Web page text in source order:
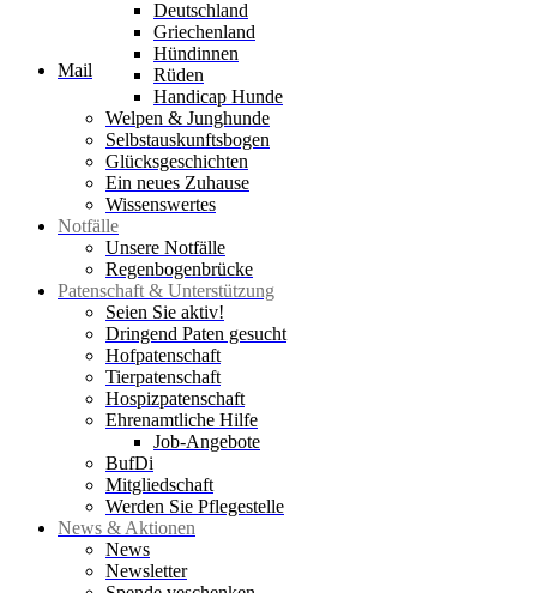
Mail
Deutschland
Griechenland
Hündinnen
Rüden
Handicap Hunde
Welpen & Junghunde
Selbstauskunftsbogen
Glücksgeschichten
Ein neues Zuhause
Wissenswertes
Notfälle
Unsere Notfälle
Regenbogenbrücke
Patenschaft & Unterstützung
Seien Sie aktiv!
Dringend Paten gesucht
Hofpatenschaft
Tierpatenschaft
Hospizpatenschaft
Ehrenamtliche Hilfe
Job-Angebote
BufDi
Mitgliedschaft
Werden Sie Pflegestelle
News & Aktionen
News
Newsletter